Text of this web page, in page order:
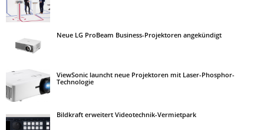
Neue LG ProBeam Business-Projektoren angekündigt
ViewSonic launcht neue Projektoren mit Laser-Phosphor-
Technologie
Bildkraft erweitert Videotechnik-Vermietpark